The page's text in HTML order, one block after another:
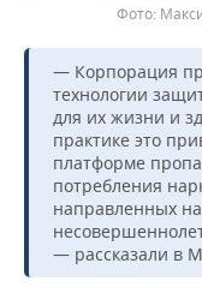
— Корпорация
технологии
для их жизни и
практике это
платформе
потребления
направленных
— рассказали в